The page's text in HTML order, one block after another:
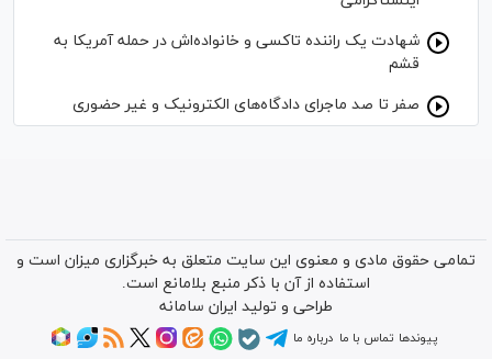
شهادت یک راننده تاکسی و خانواده‌اش در حمله آمریکا به
قشم
صفر تا صد ماجرای دادگاه‌های الکترونیک و غیر حضوری
تمامی حقوق مادی و معنوی این سایت متعلق به خبرگزاری میزان است و
استفاده از آن با ذکر منبع بلامانع است.
طراحی و تولید ایران سامانه
پیوندها تماس با ما درباره ما